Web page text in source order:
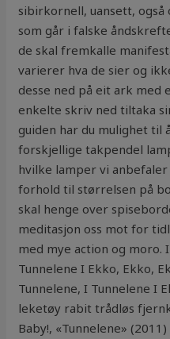
sibirkornell, uansett,
som går i falske
de skal fremkalle
varierer hva de sier og
desse ned på eit ark med
enkelte skriv ned tiltaka
guiden har du mulighet til
forskjellige takpendel
hvilke lamper vi anbefaler
forhold til størrelsen på
skal henge over
meditasjon oss mot for
med mye action og moro.
Tunnelene I Ekko, Ekko,
Tunnelene, I Tunnelene I
leketøy rabit trådløs
Baby!, «Tunnelene»